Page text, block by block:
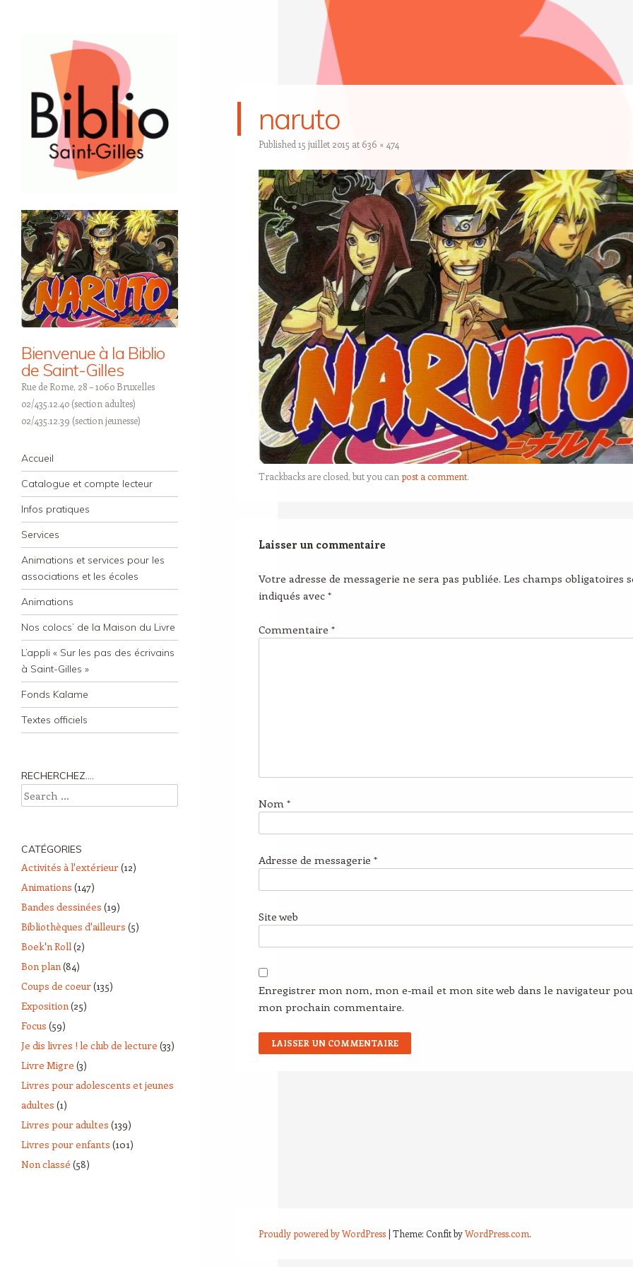
Bienvenue à la Biblio
de Saint-Gilles
Rue de Rome, 28 – 1060 Bruxelles
02/435.12.40 (section adultes)
02/435.12.39 (section jeunesse)
Navigation
Skip to content
Accueil
Catalogue et compte lecteur
Infos pratiques
Services
Animations et services pour les
associations et les écoles
Animations
Nos colocs’ de la Maison du Livre
L’appli « Sur les pas des écrivains
à Saint-Gilles »
Fonds Kalame
Textes officiels
naruto
Published 15 juillet 2015 at 636 × 474
Trackbacks are closed, but you can post a comment.
Laisser un commentaire
Votre adresse de messagerie ne sera pas publiée. Les champs obligatoires
indiqués avec *
Commentaire *
Nom *
Adresse de messagerie *
Site web
Enregistrer mon nom, mon e-mail et mon site web dans le navigateur
mon prochain commentaire.
RECHERCHEZ….
Search
CATÉGORIES
Activités à l'extérieur(12)
Animations (147)
Bandes dessinées (19)
Bibliothèques d'ailleurs (5)
Boek'n Roll (2)
Bon plan (84)
Coups de coeur(135)
Exposition (25)
Focus (59)
Je dis livres ! le club de lecture (33)
Livre Migre (3)
Livres pour adolescents et jeunes
adultes (1)
Livres pour adultes (139)
Livres pour enfants (101)
Non classé (58)
Proudly powered by WordPress | Theme: Confit byWordPress.com.